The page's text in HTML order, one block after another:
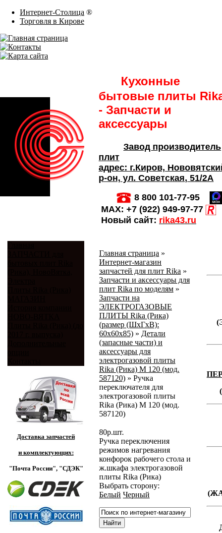
Интернет-Столица ®
Торговля в Кирове
Кухонные
бытовые плиты
- Запчасти и
аксессуары
Завод производитель
плит
адрес: г.Киров,
р-он, ул. Советская, 51/2А
8 800 101-77-95
MAX: +7 (922) 949-97-77
Новый сайт: rika43.ru
Доставка запчастей
и комплектующих:
"Почта России", "СДЭК"
Главная страница »
Интернет-магазин
запчастей для плит Rika »
Запчасти и аксессуары для
плит Rika по моделям »
Запчасти на
ЭЛЕКТРОГАЗОВЫЕ
ПЛИТЫ Rika (Рика)
(размер (ШхГхВ):
60х60х85) » Детали
(запасные части) и
аксессуары для
электрогазовой плиты
Rika (Рика) М 120 (мод.
587120) » Ручка
переключателя для
электрогазовой плиты
Rika (Рика) М 120 (мод.
587120)
80р.шт.
Ручка переключения
режимов нагревания
конфорок рабочего стола и
ж.шкафа электрогазовой
плиты Rika (Рика)
Выбрать сторону:
Белый Черный